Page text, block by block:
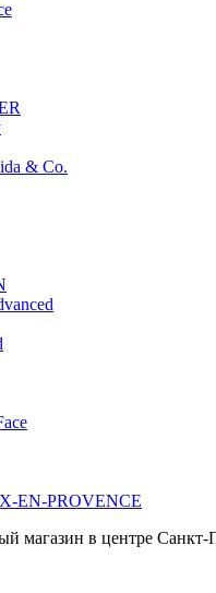
& Co.
EN-PROVENCE
магазин в центре Санкт-